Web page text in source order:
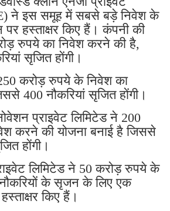
ने इस समूह में सबसे बड़े निवेश के
पर हस्ताक्षर किए हैं। कंपनी की
रुपये का निवेश करने की है,
सृजित होंगी।
करोड़ रुपये के निवेश का
400 नौकरियां सृजित होंगी।
प्राइवेट लिमिटेड ने 200
करने की योजना बनाई है जिससे
होंगी।
लिमिटेड ने 50 करोड़ रुपये के
के सृजन के लिए एक
किए हैं।